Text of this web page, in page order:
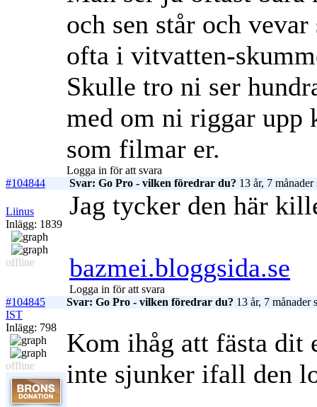
och sen står och
ofta i vitvatten-
Skulle tro ni ser
med om ni riggar upp
som filmar er.
Logga in för att svara
#104844
Svar: Go Pro - vilken föredrar du? 13 år, 7 månader
Liinus
Inlägg: 1839
offline
Jag tycker den här
bazmei.bloggsida.se
Logga in för att svara
#104845
Svar: Go Pro - vilken föredrar du? 13 år, 7 månader
IST
Inlägg: 798
offline
Kom ihåg att fästa dit
inte sjunker ifall den